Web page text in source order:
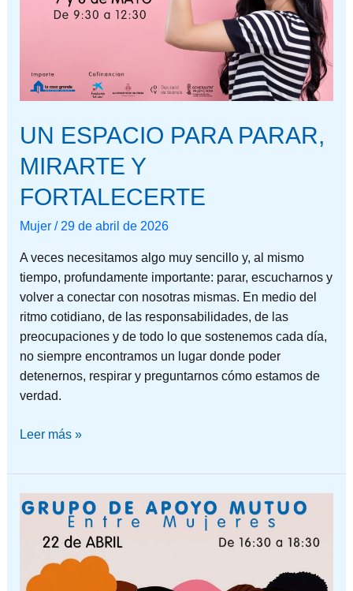
UN ESPACIO PARA PARAR,
MIRARTE Y
FORTALECERTE
Mujer/ 29 de abril de 2026
A veces necesitamos algo muy sencillo y, al mismo
tiempo, profundamente importante: parar, escucharnos y
volver a conectar con nosotras mismas. En medio del
ritmo cotidiano, de las responsabilidades, de las
preocupaciones y de todo lo que sostenemos cada día,
no siempre encontramos un lugar donde poder
detenernos, respirar y preguntarnos cómo estamos de
verdad.
MIRARTE
Leer más »
VOLVER
NOSOTRAS:
ESPACIO